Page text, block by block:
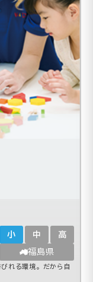
小 中 高
福島県
れる環境。だから自